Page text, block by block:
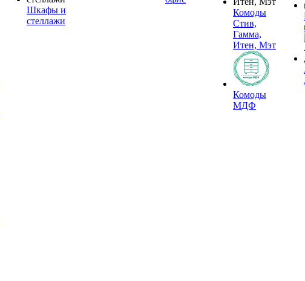
Шкафы и
стеллажи
Комоды
Стив,
Гамма,
Итен, Мэт
Комоды
МДФ